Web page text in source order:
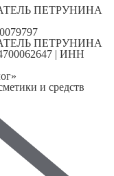
ПЕТРУНИНА
ПЕТРУНИНА
| ИНН
и средств